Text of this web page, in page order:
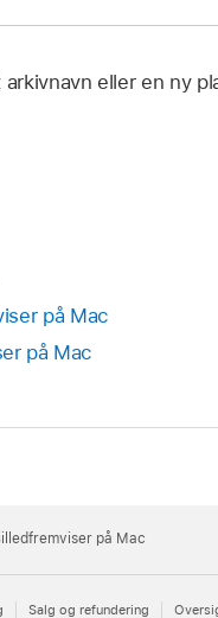
eller en ny
på Mac
på Mac
på Mac
Salg og refundering